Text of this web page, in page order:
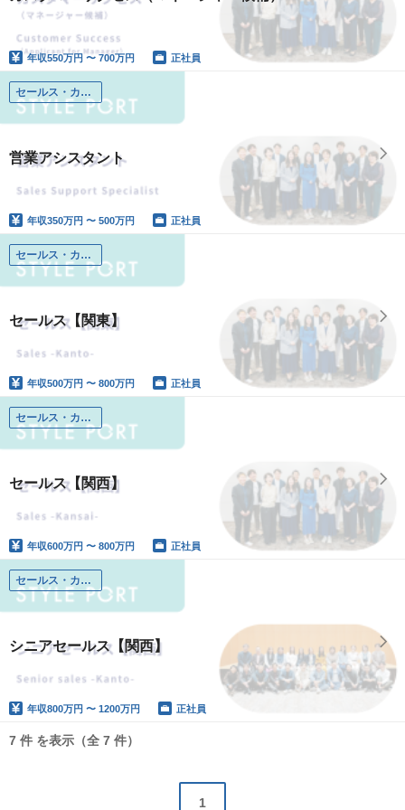
年収550万円 〜 700万円 正社員
セールス・カスタマーサクセス
営業アシスタント
年収350万円 〜 500万円 正社員
セールス・カスタマーサクセス
セールス【関東】
年収500万円 〜 800万円 正社員
セールス・カスタマーサクセス
セールス【関西】
年収600万円 〜 800万円 正社員
セールス・カスタマーサクセス
シニアセールス【関西】
年収800万円 〜 1200万円 正社員
7 件 を表示（全 7 件）
1